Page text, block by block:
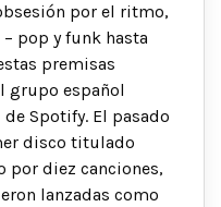
por el ritmo,
pop y funk hasta
premisas
grupo español
Spotify. El pasado
disco titulado
por diez canciones,
lanzadas como